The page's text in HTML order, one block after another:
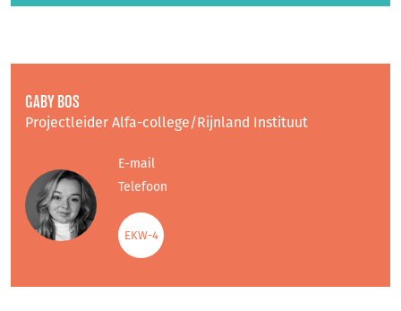
GABY BOS
Projectleider Alfa-college/Rijnland Instituut
E-mail
Telefoon
EKW-4